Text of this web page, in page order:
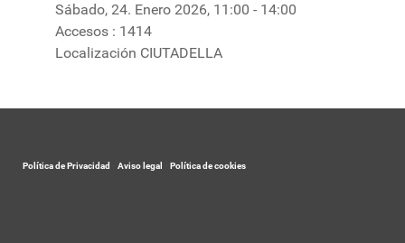
Sábado, 24. Enero 2026, 11:00 - 14:00
Accesos : 1414
Localización CIUTADELLA
Política de Privacidad Aviso legal Política de cookies